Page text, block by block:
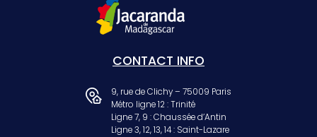
CONTACT INFO
9, rue de Clichy – 75009 Paris
Métro ligne 12 : Trinité
Ligne 7, 9 : Chaussée d’Antin
Ligne 3, 12, 13, 14 : Saint-Lazare